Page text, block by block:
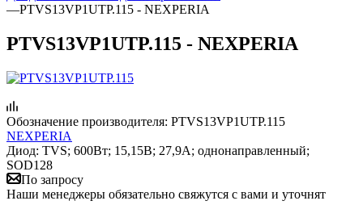
—PTVS13VP1UTP.115 - NEXPERIA
PTVS13VP1UTP.115 - NEXPERIA
Обозначение производителя: PTVS13VP1UTP.115
NEXPERIA
Диод: TVS; 600Вт; 15,15В; 27,9А; однонаправленный;
SOD128
По запросу
Наши менеджеры обязательно свяжутся с вами и уточнят